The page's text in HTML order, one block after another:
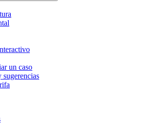
un caso
sugerencias